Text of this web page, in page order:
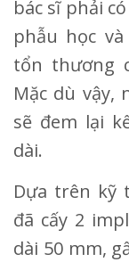
bác sĩ phải
phẫu học
tổn thương
Mặc dù vậy,
sẽ đem lại
dài.
Dựa trên kỹ
đã cấy 2
dài 50 mm,